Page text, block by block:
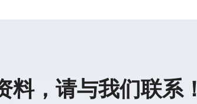
料，请与我们联系！